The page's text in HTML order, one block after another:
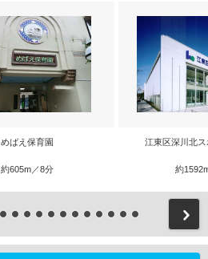
めばえ保育園
約605m／8分
江東区深川北
約